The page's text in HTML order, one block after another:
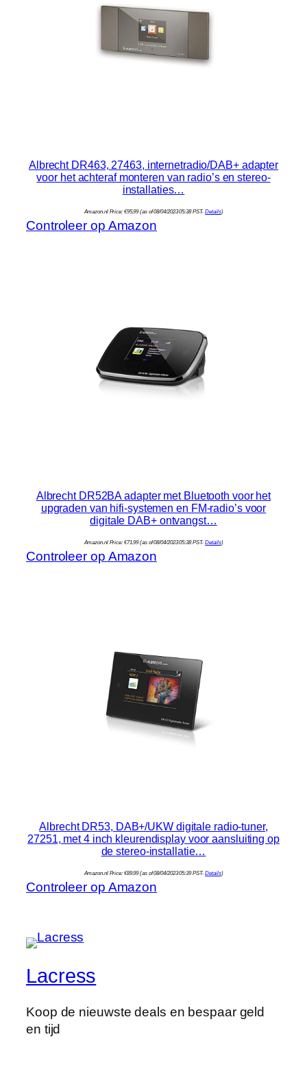
Albrecht DR463, 27463, internetradio/DAB+ adapter
voor het achteraf monteren van radio’s en stereo-
installaties…
Amazon.nl Price: €95.99(as of 08/04/2023 05:38 PST-Details)
Controleer op Amazon
Albrecht DR52BA adapter met Bluetooth voor het
upgraden van hifi-systemen en FM-radio’s voor
digitale DAB+ ontvangst…
Amazon.nl Price: €71.99(as of 08/04/2023 05:38 PST-Details)
Controleer op Amazon
Albrecht DR53, DAB+/UKW digitale radio-tuner,
27251, met 4 inch kleurendisplay voor aansluiting op
de stereo-installatie…
Amazon.nl Price: €89.99(as of 08/04/2023 05:39 PST-Details)
Controleer op Amazon
Lacress
Koop de nieuwste deals en bespaar geld
en tijd